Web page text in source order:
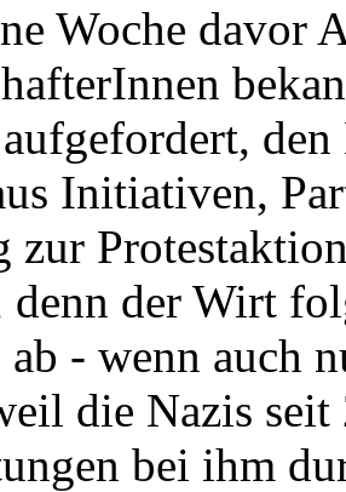
Woche davor
Initiativen,
zur
der Wirt
ab - wenn
die Nazis
bei ihm